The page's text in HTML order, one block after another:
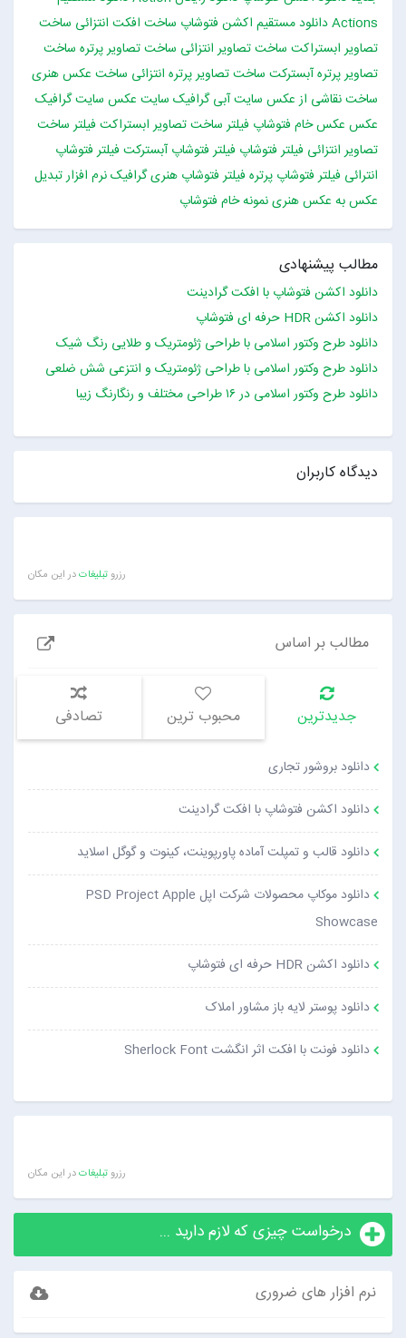
Actionsدانلود مستقیم اکشن فتوشاپ ساخت افکت انتزائی ساخت
تصاویر ابستراکت ساخت تصاویر انتزائی ساخت تصاویر پرتره ساخت
تصاویر پرتره آبسترکت ساخت تصاویر پرتره انتزائی ساخت عکس هنری
ساخت نقاشی از عکس سایت آبی گرافیک سایت عکس سایت گرافیک
عکس عکس خام فتوشاپ فیلتر ساخت تصاویر ابستراکت فیلتر ساخت
تصاویر انتزائی فیلتر فتوشاپ فیلتر فتوشاپ آبسترکت فیلتر فتوشاپ
انترائی فیلتر فتوشاپ پرتره فیلتر فتوشاپ هنریگرافیکنرم افزار تبدیل
عکس به عکس هنرینمونه خام فتوشاپ
مطالب پیشنهادی
دانلود اکشن فتوشاپ با افکت گرادینت
دانلود اکشن HDR حرفه ای فتوشاپ
دانلود طرح وکتور اسلامی با طراحی ژئومتریک و طلایی رنگ شیک
دانلود طرح وکتور اسلامی با طراحی ژئومتریک و انتزعی شش ضلعی
دانلود طرح وکتور اسلامی در ۱۶ طراحی مختلف و رنگارنگ زیبا
دیدگاه کاربران
رزروتبلیغاتدر این مکان
مطالب بر اساس
جدیدترین محبوب ترین تصادفی
دانلود بروشور تجاری
دانلود اکشن فتوشاپ با افکت گرادینت
دانلود قالب و تمپلت آماده پاورپوینت، کینوت و گوگل اسلاید
دانلود موکاپ محصولات شرکت اپل PSD Project Apple
Showcase
دانلود اکشن HDR حرفه ای فتوشاپ
دانلود پوستر لایه باز مشاور املاک
دانلود فونت با افکت اثر انگشت Sherlock Font
رزروتبلیغاتدر این مکان
درخواست چیزی که لازم دارید ...
نرم افزار های ضروری